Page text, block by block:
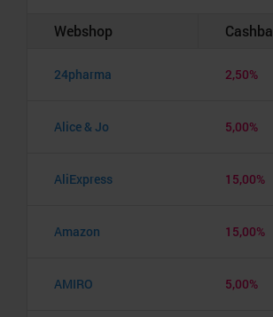
Webshop
24pharma 2,50%
Alice & Jo 5,00%
AliExpress 15,00%
Amazon 15,00%
AMIRO 5,00%